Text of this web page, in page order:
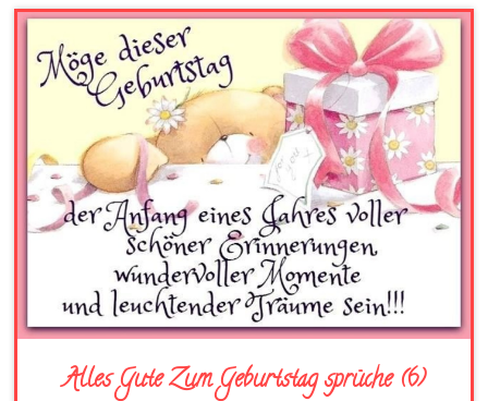
Alles Gute Zum Geburtstag sprüche (6)